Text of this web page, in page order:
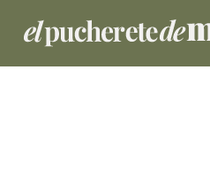
Gestionar el